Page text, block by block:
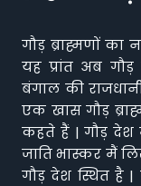
गौड़ ब्राह्मणों का
यह प्रांत अब
बंगाल की
एक खास गौड़
कहते हैं | गौड़ देश
जाति भास्कर मैं
गौड़ देश स्थित है |